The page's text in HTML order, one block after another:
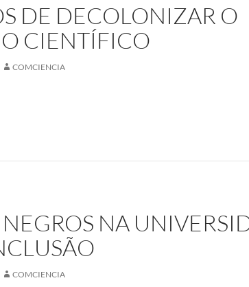
DE DECOLONIZAR O
CIENTÍFICO
COMCIENCIA
de decolonizar o jornalismo científico
NA
COMCIENCIA